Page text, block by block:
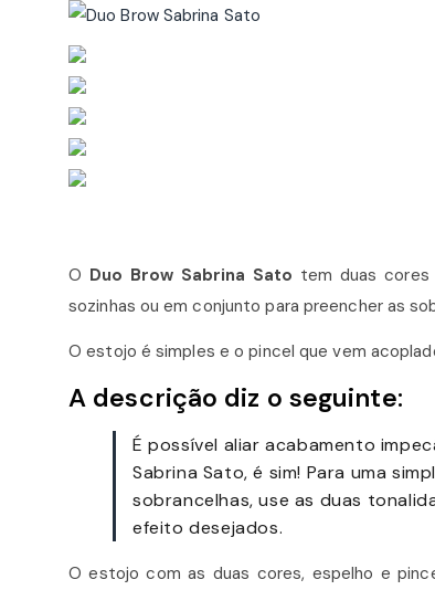
O Duo Brow Sabrina Sato tem duas cores
sozinhas ou em conjunto para preencher as
O estojo é simples e o pincel que vem
A descrição diz o seguinte:
É possível aliar acabamento
Sabrina Sato, é sim! Para uma
sobrancelhas, use as duas
efeito desejados.
O estojo com as duas cores, espelho e